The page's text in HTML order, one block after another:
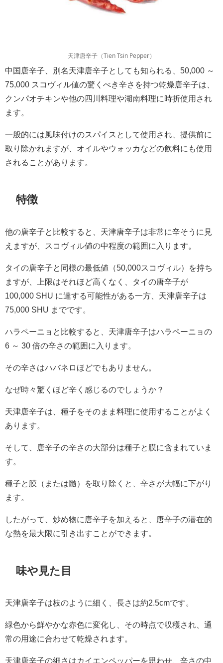
天津唐辛子（Tien Tsin Pepper）
中国唐辛子、別名天津唐辛子としても知られる、50,000 ～
75,000 スコヴィル値の驚くべき辛さを持つ乾燥唐辛子は、
クンパオチキンや他の四川料理や湖南料理に時折使用され
ます。
一般的には風味付けのスパイスとして使用され、提供前に
取り除かれますが、オイルやウォッカなどの飲料にも使用
されることがあります。
特徴
他の唐辛子と比較すると、天津唐辛子は非常に辛そうに見
えますが、スコヴィル値の中程度の範囲に入ります。
タイの唐辛子と同様の最低値（50,000スコヴィル）を持ち
ますが、上限はそれほど高くなく、タイの唐辛子が
100,000 SHU に達する可能性がある一方、天津唐辛子は
75,000 SHU までです。
ハラペーニョと比較すると、天津唐辛子はハラペーニョの
6 ～ 30 倍の辛さの範囲に入ります。
その辛さはハバネロほどでもありません。
なぜ時々驚くほど辛く感じるのでしょうか？
天津唐辛子は、種子をそのまま料理に使用することがよく
あります。
そして、唐辛子の辛さの大部分は種子と膜に含まれていま
す。
種子と膜（または髄）を取り除くと、辛さが大幅に下がり
ます。
したがって、炒め物に唐辛子を加えると、唐辛子の潜在的
な熱を最大限に引き出すことができます。
味や見た目
天津唐辛子は枝のように細く、長さは約2.5cmです。
緑色から鮮やかな赤色に変化し、その時点で収穫され、通
常の用途に合わせて乾燥されます。
天津唐辛子の細さはカイエンペッパーを思わせ、辛さの中